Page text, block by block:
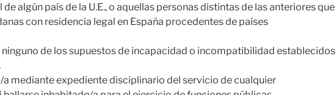
algún país de la U.E., o aquellas personas distintas de las anteriores que
con residencia legal en España procedentes de países
ninguno de los supuestos de incapacidad o incompatibilidad establecidos
a mediante expediente disciplinario del servicio de cualquier